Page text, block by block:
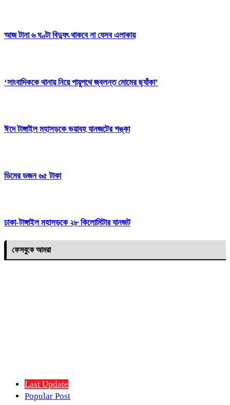
আজ টানা ৬ ঘণ্টা বিদ্যুৎ থাকবে না যেসব এলাকায়
‘সাংবাদিককে থানায় নিয়ে পায়ুপথে জ্বলন্ত মোমের ছ্যাঁকা’
ঈদে টাঙ্গাইল মহাসড়কে ভয়াবহ যানজটের শঙ্কা
ডিমের ডজন ৬৫ টাকা
ঢাকা-টাঙ্গাইল মহাসড়কে ২৮ কিলোমিটার যানজট
ফেসবুকে আমরা
Last Update
Popular Post